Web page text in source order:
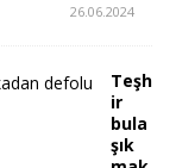
26.06.2024
Teşh
ir
bula
şık